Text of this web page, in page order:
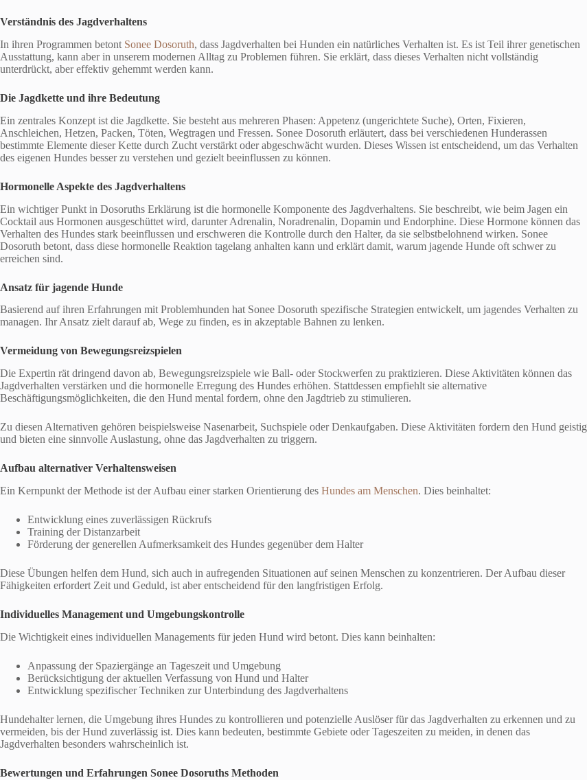
Verständnis des Jagdverhaltens
In ihren Programmen betont Sonee Dosoruth, dass Jagdverhalten bei Hunden ein natürliches Verhalten ist. Es ist Teil ihrer genetischen
Ausstattung, kann aber in unserem modernen Alltag zu Problemen führen. Sie erklärt, dass dieses Verhalten nicht vollständig
unterdrückt, aber effektiv gehemmt werden kann.
Die Jagdkette und ihre Bedeutung
Ein zentrales Konzept ist die Jagdkette. Sie besteht aus mehreren Phasen: Appetenz (ungerichtete Suche), Orten, Fixieren,
Anschleichen, Hetzen, Packen, Töten, Wegtragen und Fressen. Sonee Dosoruth erläutert, dass bei verschiedenen Hunderassen
bestimmte Elemente dieser Kette durch Zucht verstärkt oder abgeschwächt wurden. Dieses Wissen ist entscheidend, um das Verhalten
des eigenen Hundes besser zu verstehen und gezielt beeinflussen zu können.
Hormonelle Aspekte des Jagdverhaltens
Ein wichtiger Punkt in Dosoruths Erklärung ist die hormonelle Komponente des Jagdverhaltens. Sie beschreibt, wie beim Jagen ein
Cocktail aus Hormonen ausgeschüttet wird, darunter Adrenalin, Noradrenalin, Dopamin und Endorphine. Diese Hormone können das
Verhalten des Hundes stark beeinflussen und erschweren die Kontrolle durch den Halter, da sie selbstbelohnend wirken. Sonee
Dosoruth betont, dass diese hormonelle Reaktion tagelang anhalten kann und erklärt damit, warum jagende Hunde oft schwer zu
erreichen sind.
Ansatz für jagende Hunde
Basierend auf ihren Erfahrungen mit Problemhunden hat Sonee Dosoruth spezifische Strategien entwickelt, um jagendes Verhalten zu
managen. Ihr Ansatz zielt darauf ab, Wege zu finden, es in akzeptable Bahnen zu lenken.
Vermeidung von Bewegungsreizspielen
Die Expertin rät dringend davon ab, Bewegungsreizspiele wie Ball- oder Stockwerfen zu praktizieren. Diese Aktivitäten können das
Jagdverhalten verstärken und die hormonelle Erregung des Hundes erhöhen. Stattdessen empfiehlt sie alternative
Beschäftigungsmöglichkeiten, die den Hund mental fordern, ohne den Jagdtrieb zu stimulieren.
Zu diesen Alternativen gehören beispielsweise Nasenarbeit, Suchspiele oder Denkaufgaben. Diese Aktivitäten fordern den Hund geistig
und bieten eine sinnvolle Auslastung, ohne das Jagdverhalten zu triggern.
Aufbau alternativer Verhaltensweisen
Ein Kernpunkt der Methode ist der Aufbau einer starken Orientierung des Hundes am Menschen. Dies beinhaltet:
Entwicklung eines zuverlässigen Rückrufs
Training der Distanzarbeit
Förderung der generellen Aufmerksamkeit des Hundes gegenüber dem Halter
Diese Übungen helfen dem Hund, sich auch in aufregenden Situationen auf seinen Menschen zu konzentrieren. Der Aufbau dieser
Fähigkeiten erfordert Zeit und Geduld, ist aber entscheidend für den langfristigen Erfolg.
Individuelles Management und Umgebungskontrolle
Die Wichtigkeit eines individuellen Managements für jeden Hund wird betont. Dies kann beinhalten:
Anpassung der Spaziergänge an Tageszeit und Umgebung
Berücksichtigung der aktuellen Verfassung von Hund und Halter
Entwicklung spezifischer Techniken zur Unterbindung des Jagdverhaltens
Hundehalter lernen, die Umgebung ihres Hundes zu kontrollieren und potenzielle Auslöser für das Jagdverhalten zu erkennen und zu
vermeiden, bis der Hund zuverlässig ist. Dies kann bedeuten, bestimmte Gebiete oder Tageszeiten zu meiden, in denen das
Jagdverhalten besonders wahrscheinlich ist.
Bewertungen und Erfahrungen Sonee Dosoruths Methoden